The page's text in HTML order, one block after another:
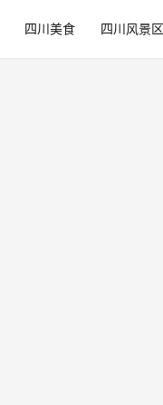
四川美食 四川风景区